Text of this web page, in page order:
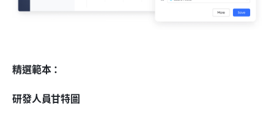
精選範本：
研發人員甘特圖